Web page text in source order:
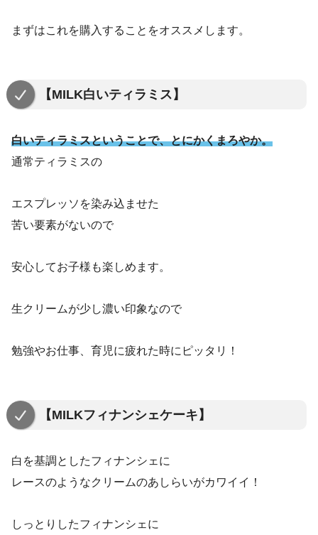
まずはこれを購入することをオススメします。
【MILK白いティラミス】
白いティラミスということで、とにかくまろやか。
通常ティラミスの
エスプレッソを染み込ませた
苦い要素がないので
安心してお子様も楽しめます。
生クリームが少し濃い印象なので
勉強やお仕事、育児に疲れた時にピッタリ！
【MILKフィナンシェケーキ】
白を基調としたフィナンシェに
レースのようなクリームのあしらいがカワイイ！
しっとりしたフィナンシェに